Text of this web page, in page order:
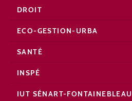
DROIT
ECO-GESTION-URBA
SANTÉ
INSPÉ
IUT SÉNART-FONTAINEBLEAU